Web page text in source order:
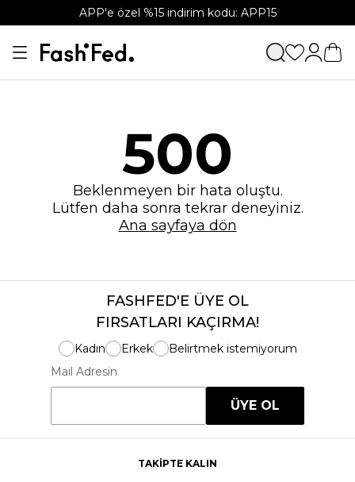
APP'e özel %15 indirim kodu: APP15
500
Beklenmeyen bir hata oluştu.
Lütfen daha sonra tekrar deneyiniz.
Ana sayfaya dön
FASHFED'E ÜYE OL
FIRSATLARI KAÇIRMA!
Kadın Erkek
Belirtmek istemiyorum
Mail Adresin
ÜYE OL
TAKİPTE KALIN